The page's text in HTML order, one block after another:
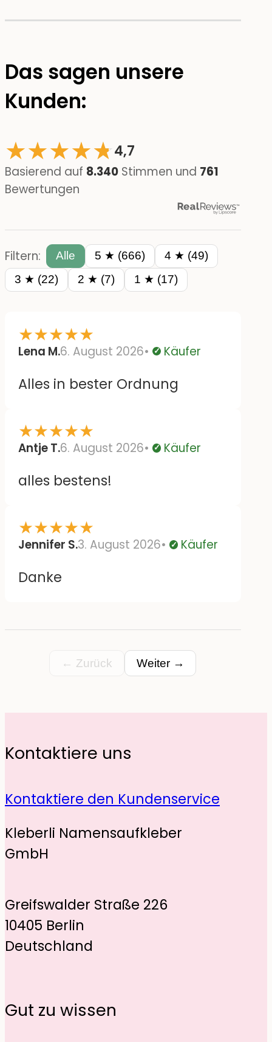
Das sagen unsere
Kunden:
★★★★☆
★4,7
Basierend auf 8.340 Stimmen und 761
Bewertungen
Filtern: Alle 5 ★ (666)
4 ★ (49)
3 ★ (22)
2 ★ (7) 1 ★ (17)
★★★★★
Lena M.6. August 2026 Verifiziert
Käufer
Alles in bester Ordnung
★★★★★
Antje T.6. August 2026 Verifiziert
Käufer
alles bestens!
★★★★★
Jennifer S.3. August 2026 Verifiziert
Käufer
Danke
← Zurück Weiter →
Kontaktiere uns
Kontaktiere den Kundenservice
Kleberli Namensaufkleber
GmbH
Greifswalder Straße 226
10405 Berlin
Deutschland
Gut zu wissen